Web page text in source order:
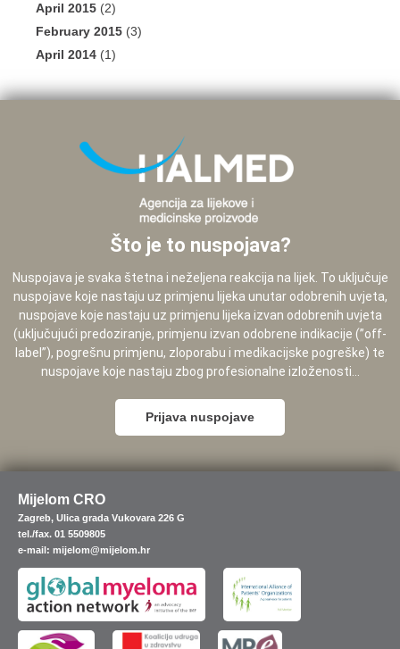
April 2015 (2)
February 2015 (3)
April 2014 (1)
Što je to nuspojava?
Nuspojava je svaka štetna i neželjena reakcija na lijek. To uključuje
nuspojave koje nastaju uz primjenu lijeka unutar odobrenih uvjeta,
nuspojave koje nastaju uz primjenu lijeka izvan odobrenih uvjeta
(uključujući predoziranje, primjenu izvan odobrene indikacije (”off-
label”), pogrešnu primjenu, zloporabu i medikacijske pogreške) te
nuspojave koje nastaju zbog profesionalne izloženosti...
Prijava nuspojave
Mijelom CRO
Zagreb, Ulica grada Vukovara 226 G
tel./fax. 01 5509805
e-mail: mijelom@mijelom.hr